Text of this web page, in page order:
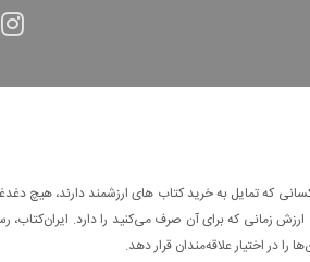
که تمایل به خرید کتاب های ارزشمند دارند، هیچ
زمانی که برای آن صرف می‌کنید را دارد. ایران‌کتاب،
در اختیار علاقه‌مندان قرار دهد.